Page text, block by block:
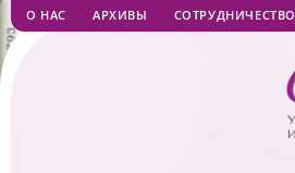
О НАС АРХИВЫ СОТРУДНИЧЕСТВО